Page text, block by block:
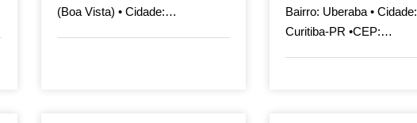
(Boa Vista) • Cidade:…
Bairro: Uberaba • Cidade:
Curitiba-PR •CEP:…